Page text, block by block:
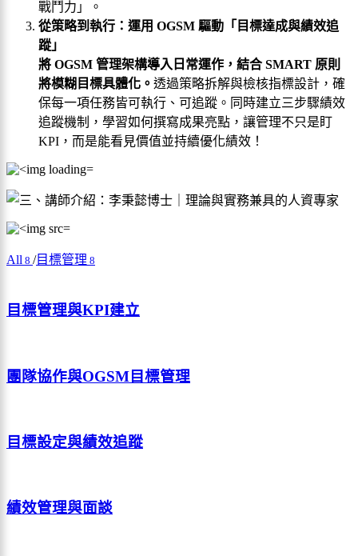
戰鬥力」。
從策略到執行：運用 OGSM 驅動「目標達成與績效追
蹤」
將 OGSM 管理架構導入日常運作，結合 SMART 原則
將模糊目標具體化。 透過策略拆解與檢核指標設計，確
保每一項任務皆可執行、可追蹤。同時建立三步驟績效
追蹤機制，學習如何撰寫成果亮點，讓管理不只是盯
KPI，而是能看見價值並持續優化績效！
All 8 /目標管理 8
目標管理與KPI建立
團隊協作與OGSM目標管理
目標設定與績效追蹤
績效管理與面談